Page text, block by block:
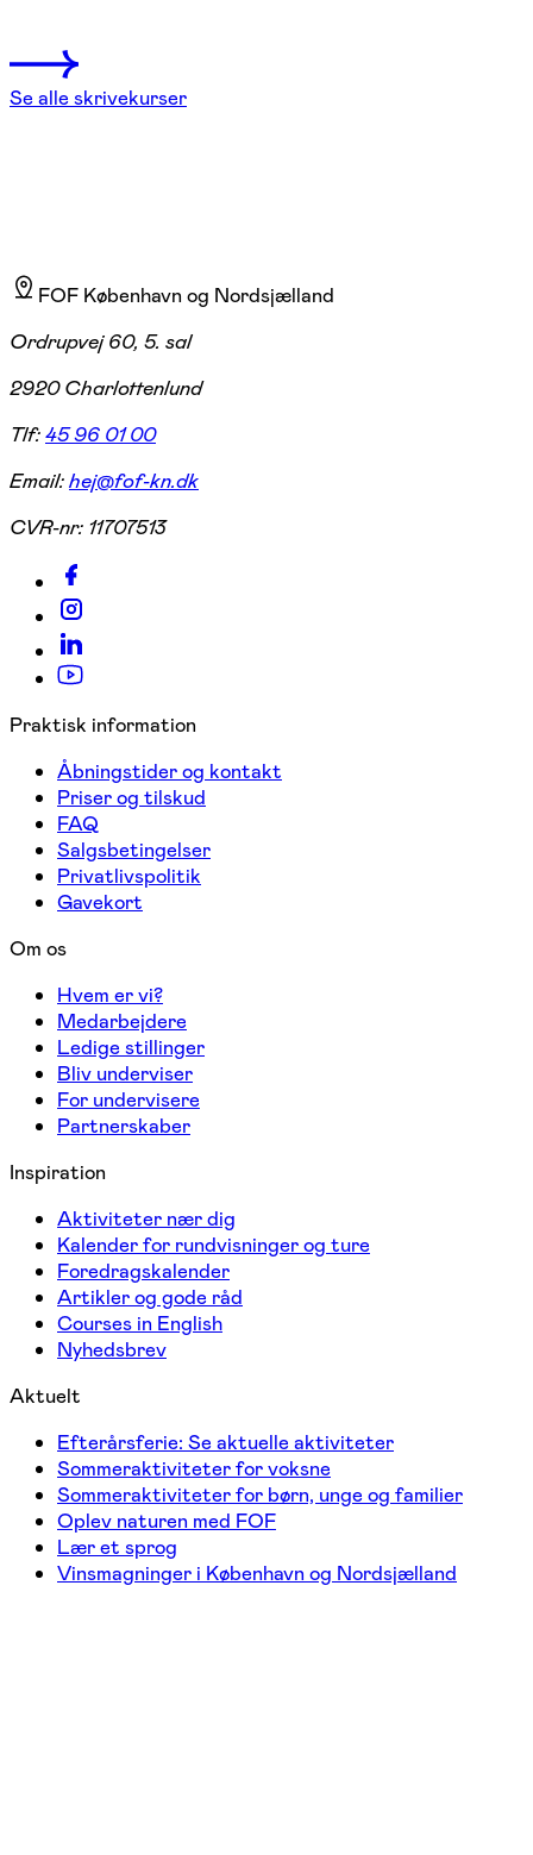
Se alle skrivekurser
FOF København og Nordsjælland
Ordrupvej 60, 5. sal
2920 Charlottenlund
Tlf:45 96 01 00
Email:hej@fof-kn.dk
CVR-nr: 11707513
Praktisk information
Åbningstider og kontakt
Priser og tilskud
FAQ
Salgsbetingelser
Privatlivspolitik
Gavekort
Om os
Hvem er vi?
Medarbejdere
Ledige stillinger
Bliv underviser
For undervisere
Partnerskaber
Inspiration
Aktiviteter nær dig
Kalender for rundvisninger og ture
Foredragskalender
Artikler og gode råd
Courses in English
Nyhedsbrev
Aktuelt
Efterårsferie: Se aktuelle aktiviteter
Sommeraktiviteter for voksne
Sommeraktiviteter for børn, unge og familier
Oplev naturen med FOF
Lær et sprog
Vinsmagninger i København og Nordsjælland